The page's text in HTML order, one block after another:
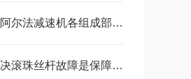
了解了阿尔法减速机各组成部件功能特点才能更好的使用它
及时解决滚珠丝杆故障是保障自动化产线稳定高效的关键